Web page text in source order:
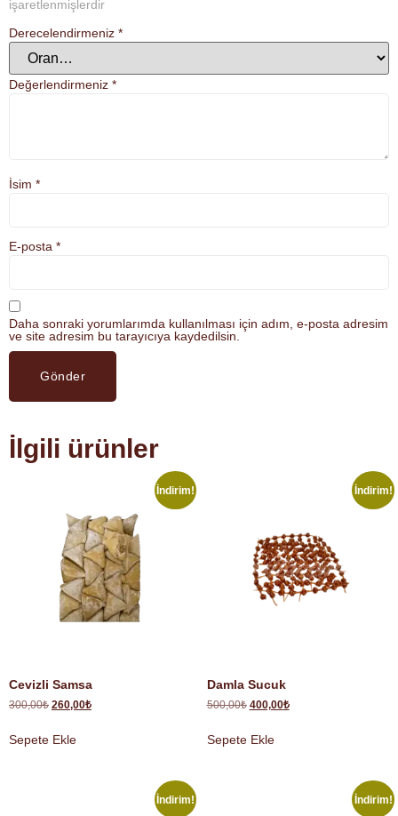
işaretlenmişlerdir
Derecelendirmeniz *
Değerlendirmeniz *
İsim *
E-posta *
Daha sonraki yorumlarımda kullanılması için adım, e-posta adresim
ve site adresim bu tarayıcıya kaydedilsin.
İlgili ürünler
İndirim!
Cevizli Samsa
300,00₺ 260,00₺
Sepete Ekle
İndirim!
Damla Sucuk
500,00₺ 400,00₺
Sepete Ekle
İndirim! İndirim!